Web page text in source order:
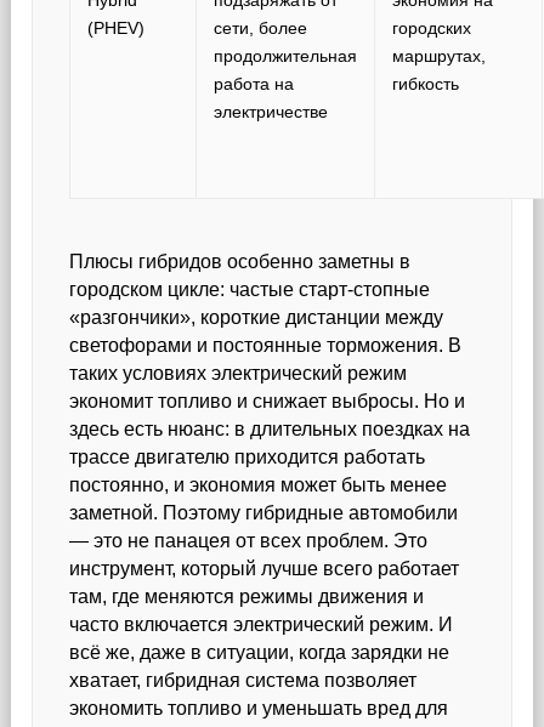
(PHEV)
сети, более
продолжительная
работа на
электричестве
городских
маршрутах,
гибкость
Плюсы гибридов особенно заметны в
городском цикле: частые старт-стопные
«разгончики», короткие дистанции между
светофорами и постоянные торможения. В
таких условиях электрический режим
экономит топливо и снижает выбросы. Но и
здесь есть нюанс: в длительных поездках на
трассе двигателю приходится работать
постоянно, и экономия может быть менее
заметной. Поэтому гибридные автомобили
— это не панацея от всех проблем. Это
инструмент, который лучше всего работает
там, где меняются режимы движения и
часто включается электрический режим. И
всё же, даже в ситуации, когда зарядки не
хватает, гибридная система позволяет
экономить топливо и уменьшать вред для